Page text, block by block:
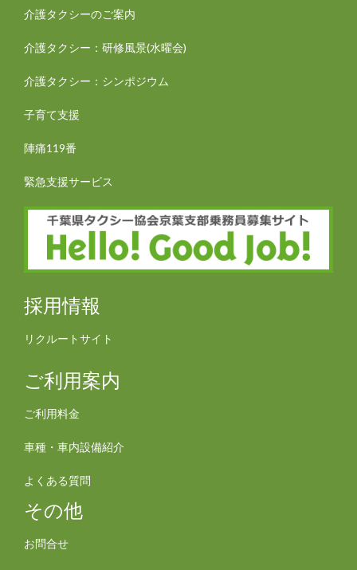
介護タクシーのご案内
介護タクシー：研修風景(水曜会)
介護タクシー：シンポジウム
子育て支援
陣痛119番
緊急支援サービス
採用情報
リクルートサイト
ご利用案内
ご利用料金
車種・車内設備紹介
よくある質問
その他
お問合せ